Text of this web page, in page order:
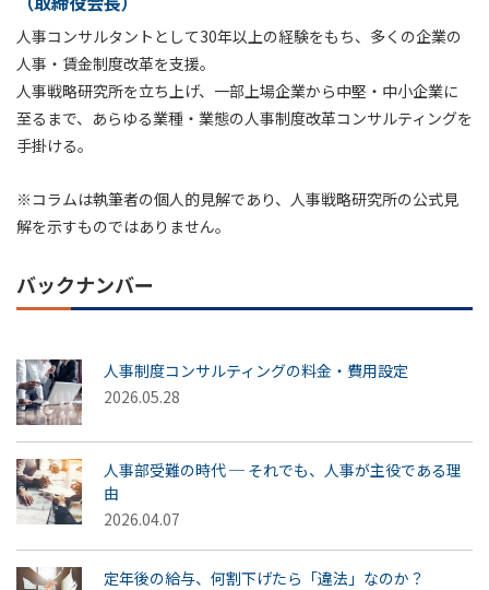
人事コンサルタントとして30年以上の経験をもち、多くの企業の
人事・賃金制度改革を支援。
人事戦略研究所を立ち上げ、一部上場企業から中堅・中小企業に
至るまで、あらゆる業種・業態の人事制度改革コンサルティングを
手掛ける。
※コラムは執筆者の個人的見解であり、人事戦略研究所の公式見
解を示すものではありません。
バックナンバー
人事制度コンサルティングの料金・費用設定
2026.05.28
人事部受難の時代 ─ それでも、人事が主役である理
由
2026.04.07
定年後の給与、何割下げたら「違法」なのか？